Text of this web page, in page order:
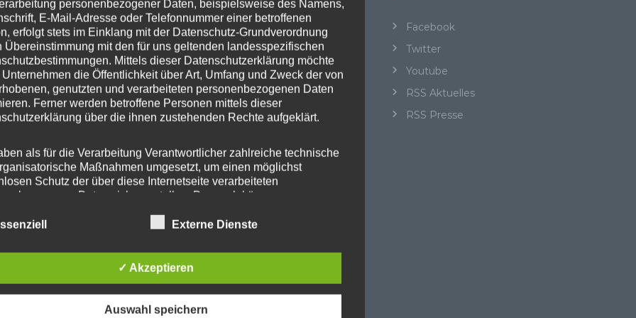
Startseite
Anmelden
Facebook
Twitter
Youtube
RSS Aktuelles
RSS Presse
personenbezogener Daten, beispielsweise des Namens,
E-Mail-Adresse oder Telefonnummer einer betroffenen
erfolgt stets im Einklang mit der Datenschutz-Grundverordnung
Übereinstimmung mit den für uns geltenden landesspezifischen
Mittels dieser Datenschutzerklärung möchte
Unternehmen die Öffentlichkeit über Art, Umfang und Zweck der von
genutzten und verarbeiteten personenbezogenen Daten
Ferner werden betroffene Personen mittels dieser
über die ihnen zustehenden Rechte aufgeklärt.
als für die Verarbeitung Verantwortlicher zahlreiche technische
Maßnahmen umgesetzt, um einen möglichst
Schutz der über diese Internetseite verarbeiteten
Daten sicherzustellen. Dennoch können
sodass ein absoluter Schutz nicht gewährleistet werden kann.
Daten auch auf alternativen Wegen, beispielsweise
an uns zu übermitteln.
Externe Dienste
✓ Akzeptieren
Auswahl speichern